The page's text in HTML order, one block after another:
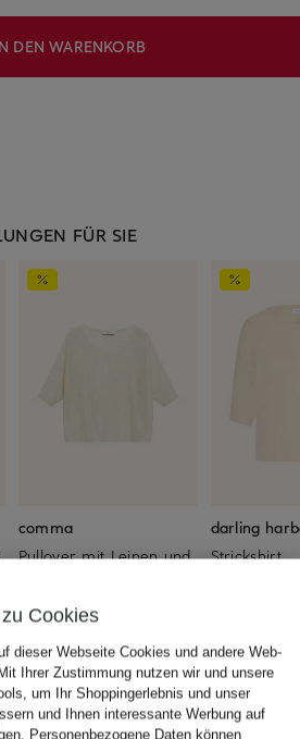
DEN WARENKORB
FÜR SIE
comma
Pullover mit Leinen und
CHF 60
darling
Strickshirt
Cookies
dieser Webseite Cookies und andere Web-
Ihrer Zustimmung nutzen wir und unsere
um Ihr Shoppingerlebnis und unser
und Ihnen interessante Werbung auf
Personenbezogene Daten können